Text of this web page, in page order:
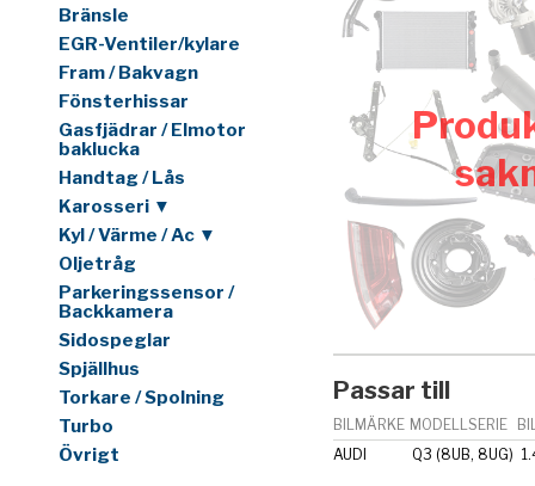
Bränsle
EGR-Ventiler/kylare
Fram / Bakvagn
Fönsterhissar
Gasfjädrar / Elmotor
baklucka
Handtag / Lås
Karosseri ▼
Kyl / Värme / Ac ▼
Oljetråg
Parkeringssensor /
Backkamera
Sidospeglar
Spjällhus
Torkare / Spolning
Turbo
Övrigt
Passar till
BILMÄRKE MODELLSERIE
AUDI
Q3 (8UB, 8UG)